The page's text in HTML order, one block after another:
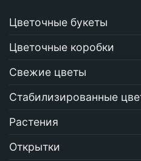
Цветочные букеты
Цветочные коробки
Свежие цветы
Стабилизированные
Растения
Открытки